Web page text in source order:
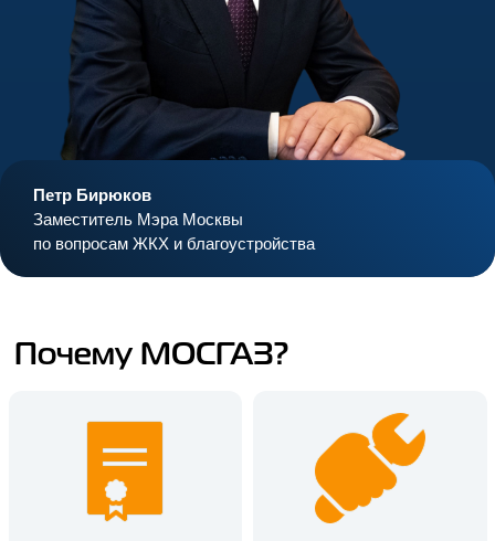
Петр Бирюков
Заместитель Мэра Москвы
по вопросам ЖКХ и благоустройства
Почему МОСГАЗ?